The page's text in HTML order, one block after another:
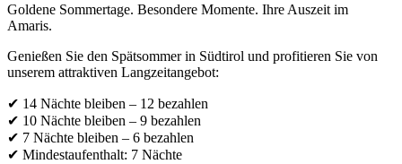
Goldene Sommertage. Besondere Momente. Ihre Auszeit im
Amaris.
Genießen Sie den Spätsommer in Südtirol und profitieren Sie von
unserem attraktiven Langzeitangebot:
✔ 14 Nächte bleiben – 12 bezahlen
✔ 10 Nächte bleiben – 9 bezahlen
✔ 7 Nächte bleiben – 6 bezahlen
✔ Mindestaufenthalt: 7 Nächte